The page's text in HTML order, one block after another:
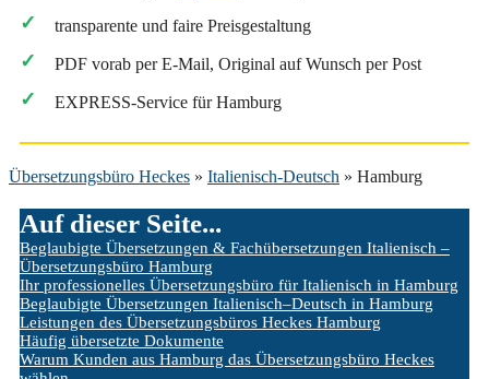
transparente und faire Preisgestaltung
PDF vorab per E-Mail, Original auf Wunsch per Post
EXPRESS-Service für Hamburg
Übersetzungsbüro Heckes » Italienisch-Deutsch » Hamburg
Auf dieser Seite...
Beglaubigte Übersetzungen & Fachübersetzungen Italienisch –
Übersetzungsbüro Hamburg
Ihr professionelles Übersetzungsbüro für Italienisch in Hamburg
Beglaubigte Übersetzungen Italienisch–Deutsch in Hamburg
Leistungen des Übersetzungsbüros Heckes Hamburg
Häufig übersetzte Dokumente
Warum Kunden aus Hamburg das Übersetzungsbüro Heckes